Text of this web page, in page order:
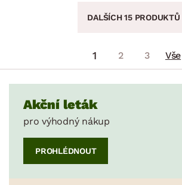
DALŠÍCH 15 PRODUKTŮ
1 2 3 Vše
Akční leták
pro výhodný nákup
PROHLÉDNOUT